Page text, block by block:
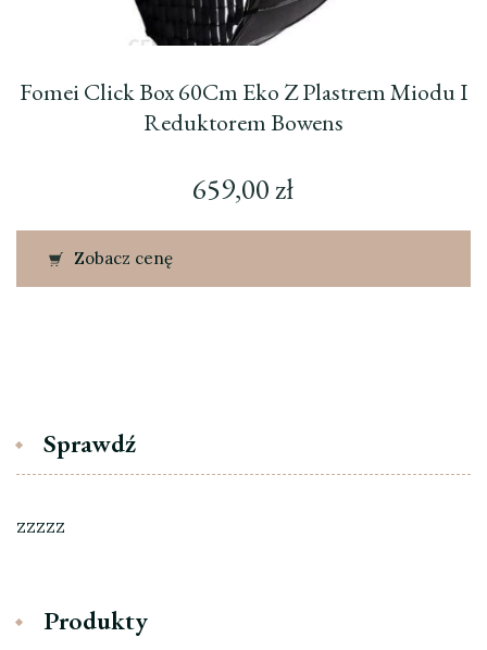
Fomei Click Box 60Cm Eko Z Plastrem Miodu I
Reduktorem Bowens
659,00zł
Zobacz cenę
Sprawdź
zzzzz
Produkty